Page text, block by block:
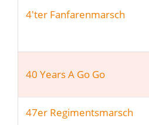
4'ter Fanfarenmarsch
40 Years A Go Go
47er Regimentsmarsch